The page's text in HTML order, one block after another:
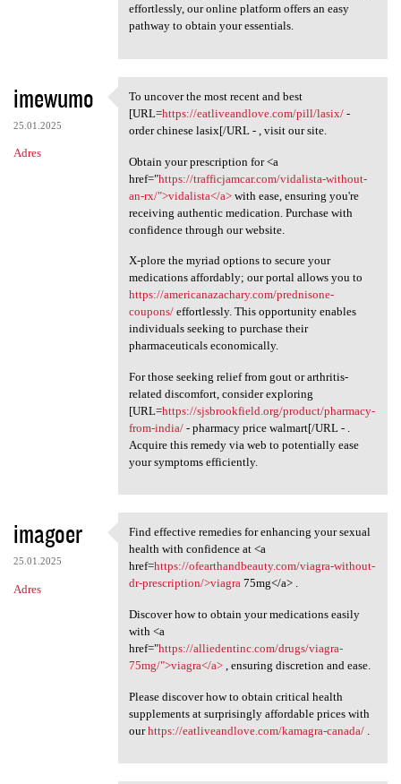
effortlessly, our online platform offers an easy
pathway to obtain your essentials.
imewumo
25.01.2025
Adres
To uncover the most recent
To uncover the most recent and best
[URL=https://eatliveandlove.com/pill/lasix/-
order chinese lasix[/URL - , visit our site.
Obtain your prescription for <a
href="https://trafficjamcar.com/vidalista-without-
an-rx/">vidalista</a>with ease, ensuring you're
receiving authentic medication. Purchase with
confidence through our website.
X-plore the myriad options to secure your
medications affordably; our portal allows you to
https://americanazachary.com/prednisone-
coupons/effortlessly. This opportunity enables
individuals seeking to purchase their
pharmaceuticals economically.
For those seeking relief from gout or arthritis-
related discomfort, consider exploring
[URL=https://sjsbrookfield.org/product/pharmacy-
from-india/- pharmacy price walmart[/URL - .
Acquire this remedy via web to potentially ease
your symptoms efficiently.
imagoer
25.01.2025
Adres
Find effective remedies for
Find effective remedies for enhancing your sexual
health with confidence at <a
href=https://ofearthandbeauty.com/viagra-without-
dr-prescription/>viagra75mg</a> .
Discover how to obtain your medications easily
with <a
href="https://alliedentinc.com/drugs/viagra-
75mg/">viagra</a>, ensuring discretion and ease.
Please discover how to obtain critical health
supplements at surprisingly affordable prices with
ourhttps://eatliveandlove.com/kamagra-canada/.